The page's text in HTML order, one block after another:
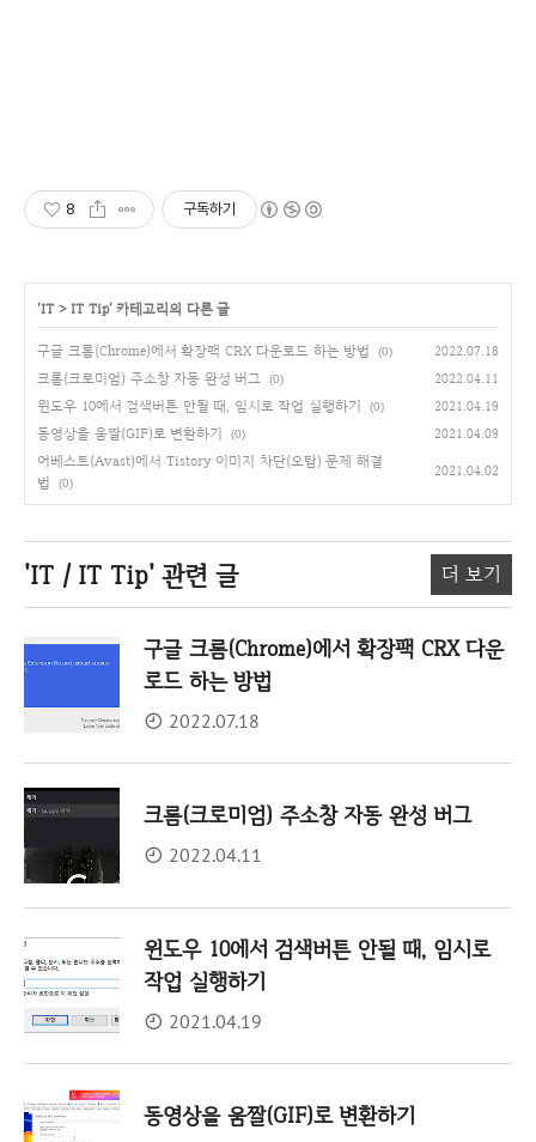
8 구독하기
'IT>IT Tip' 카테고리의 다른 글
구글 크롬(Chrome)에서 확장팩 CRX 다운로드 하는 방법 (0) 2022.07.18
크롬(크로미엄) 주소창 자동 완성 버그 (0) 2022.04.11
윈도우 10에서 검색버튼 안될 때, 임시로 작업 실행하기 (0) 2021.04.19
동영상을 움짤(GIF)로 변환하기 (0) 2021.04.09
어베스트(Avast)에서 Tistory 이미지 차단(오탐) 문제 해결
법
(0)
2021.04.02
'IT / IT Tip'관련 글 더 보기
구글 크롬(Chrome)에서 확장팩 CRX 다운
로드 하는 방법
2022.07.18
크롬(크로미엄) 주소창 자동 완성 버그
2022.04.11
윈도우 10에서 검색버튼 안될 때, 임시로
작업 실행하기
2021.04.19
동영상을 움짤(GIF)로 변환하기